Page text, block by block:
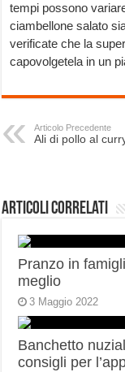
tempi possono
ciambellone salato
verificate che la
capovolgetela in un
Articolo Precedente
Ali di pollo al
Articoli correlati
Pranzo in
meglio
3 Maggio 2022
Banchetto
consigli per